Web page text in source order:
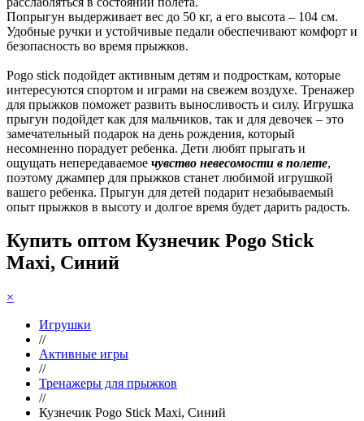
Попрыгун выдерживает вес до 50 кг, а его высота – 104 см.
Удобные ручки и устойчивые педали обеспечивают комфорт и
безопасность во время прыжков.
Pogo stick подойдет активным детям и подросткам, которые
интересуются спортом и играми на свежем воздухе. Тренажер
для прыжков поможет развить выносливость и силу. Игрушка
прыгун подойдет как для мальчиков, так и для девочек – это
замечательный подарок на день рождения, который
несомненно порадует ребенка. Дети любят прыгать и
ощущать непередаваемое чувство невесомости в полете,
поэтому джампер для прыжков станет любимой игрушкой
вашего ребенка. Прыгун для детей подарит незабываемый
опыт прыжков в высоту и долгое время будет дарить радость.
Купить оптом Кузнечик Pogo Stick
Maxi, Синий
×
Игрушки
//
Активные игры
//
Тренажеры для прыжков
//
Кузнечик Pogo Stick Maxi, Синий